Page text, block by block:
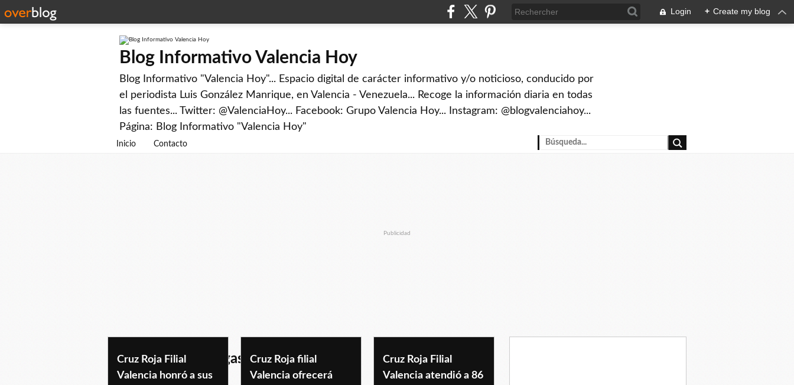
Login + Create my blog
Blog Informativo Valencia Hoy
Blog Informativo "Valencia Hoy"... Espacio digital de carácter informativo y/o noticioso, conducido por
el periodista Luis González Manrique, en Valencia - Venezuela... Recoge la información diaria en todas
las fuentes... Twitter: @ValenciaHoy... Facebook: Grupo Valencia Hoy... Instagram: @blogvalenciahoy...
Página: Blog Informativo "Valencia Hoy"
Inicio Contacto
Publicidad
hospitalluisblancogasperi
Cruz Roja Filial
Valencia honró a sus
Cruz Roja filial
Valencia ofrecerá
Cruz Roja Filial
Valencia atendió a 86